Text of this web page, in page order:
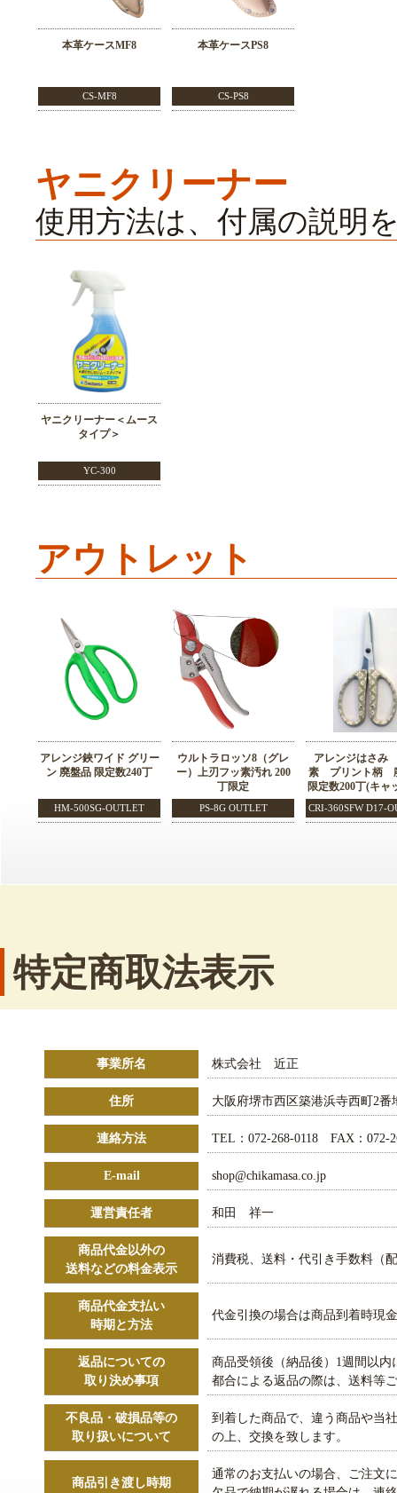
本革ケースMF8
CS-MF8
本革ケースPS8
CS-PS8
ヤニクリーナー
使用方法は、付属の説明
ヤニクリーナー＜ムース
タイプ＞
YC-300
アウトレット
アレンジ鋏ワイド グリー
ン 廃盤品 限定数240丁
HM-500SG-OUTLET
ウルトラロッソ8（グレ
ー）上刃フッ素汚れ 200
丁限定
PS-8G OUTLET
アレンジはさみ
素 プリント柄
限定数200丁(キャ
CRI-360SFW D17-
特定商取法表示
事業所名 株式会社 近正
住所 大阪府堺市西区築港浜寺西町2番
連絡方法 TEL：072-268-0118 FAX：072-
E-mail shop@chikamasa.co.jp
運営責任者 和田 祥一
商品代金以外の
送料などの料金表示
消費税、送料・代引き手数料（
商品代金支払い
時期と方法
代金引換の場合は商品到着時現
返品についての
取り決め事項
商品受領後（納品後）1週間以
都合による返品の際は、送料等
不良品・破損品等の
取り扱いについて
到着した商品で、違う商品や当
の上、交換を致します。
商品引き渡し時期
通常のお支払いの場合、ご注文